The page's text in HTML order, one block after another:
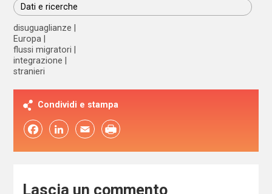
Dati e ricerche
disuguaglianze
Europa
flussi migratori
integrazione
stranieri
Condividi e stampa
FacebookLinkedIn Email
Lascia un commento